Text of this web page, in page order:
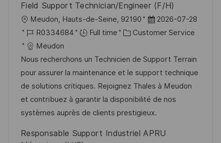
e
Field Support Technician/Engineer (F/H)
L
o
c
a
t
i
o
n
Meudon, Hauts-de-Seine, 92190
P
o
t
e
d
D
a
e
2026-07-28
J
o
b
I
d
R0334684 Full time
C
t
e
g
o
r
Customer Service
Meudon
Nous recherchons un Technicien de Support Terrain
pour assurer la maintenance et le support technique
de solutions critiques. Rejoignez Thales à Meudon
et contribuez à garantir la disponibilité de nos
systèmes auprès de clients prestigieux.
Responsable Support Industriel APRU